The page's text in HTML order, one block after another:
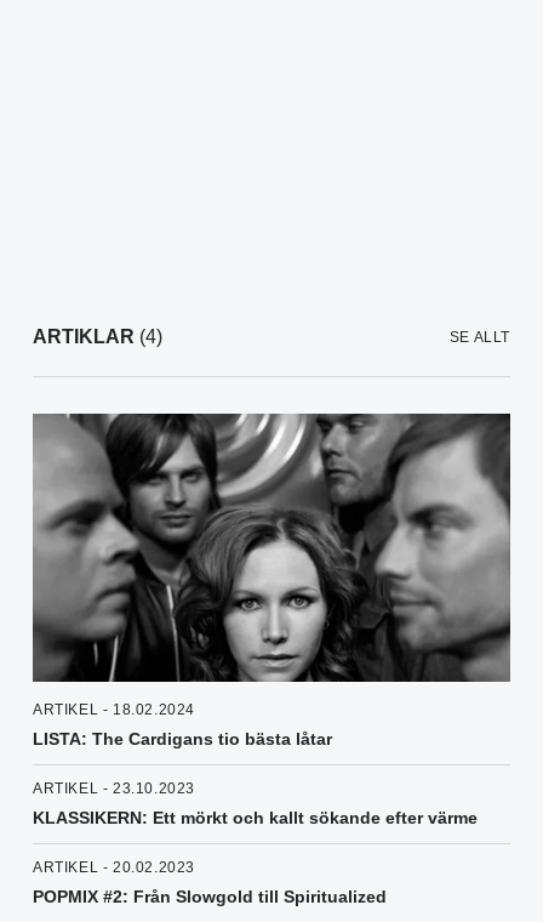
ARTIKLAR (4) SE ALLT
ARTIKEL - 18.02.2024
LISTA: The Cardigans tio bästa låtar
ARTIKEL - 23.10.2023
KLASSIKERN: Ett mörkt och kallt sökande efter värme
ARTIKEL - 20.02.2023
POPMIX #2: Från Slowgold till Spiritualized